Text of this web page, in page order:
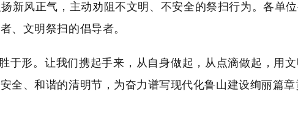
新风正气，主动劝阻不文明、不安全的祭扫行为。各单
、文明祭扫的倡导者。
于形。让我们携起手来，从自身做起，从点滴做起，用
全、和谐的清明节，为奋力谱写现代化鲁山建设绚丽篇章